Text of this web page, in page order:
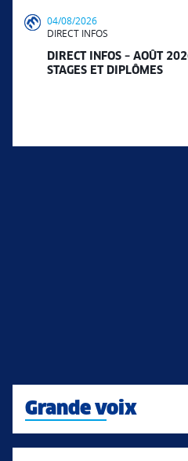
04/08/2026
DIRECT INFOS
DIRECT INFOS – AOÛT
STAGES ET DIPLÔMES
Grande voix